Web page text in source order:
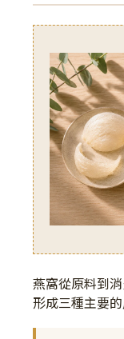
燕窩從原料到
形成三種主要